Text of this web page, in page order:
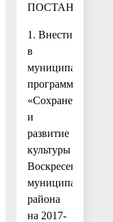
ПОСТАНОВЛЯЮ:
1. Внести
в
муниципальную
программу
«Сохранение
и
развитие
культуры
Воскресенского
муниципального
района
на 2017-